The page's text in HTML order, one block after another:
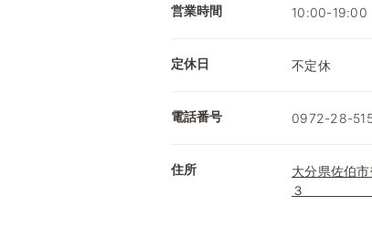
営業時間 10:00-19:00
定休日 不定休
電話番号 0972-28-
住所
大分県佐伯